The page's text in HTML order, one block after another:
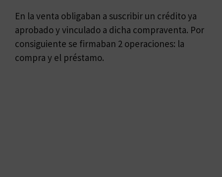
En la venta obligaban a suscribir un crédito ya
aprobado y vinculado a dicha compraventa. Por
consiguiente se firmaban 2 operaciones: la
compra y el préstamo.